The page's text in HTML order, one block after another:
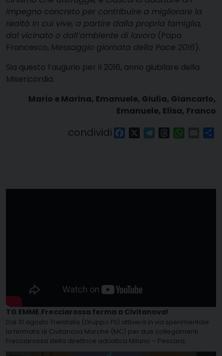
impegno concreto per contribuire a migliorare la
realtà in cui vive, a partire dalla propria famiglia,
dal vicinato o dall’ambiente di lavoro (Papa
Francesco, Messaggio giornata della Pace 2016).
Sia questo l’augurio per il 2016, anno giubilare della
Misericordia.
Mario e Marina, Emanuele, Giulia, Giancarlo,
Emanuele, Elisa, Franco
condividi FacebookTelegram
Threads Email
TG EMME.Frecciarossa ferma a Civitanova!
Dal 31 agosto Trenitalia (Gruppo FS) attiverà in via sperimentale
la fermata di Civitanova Marche (MC) per due collegamenti
Frecciarossa della direttrice adriatica Milano – Pescara.